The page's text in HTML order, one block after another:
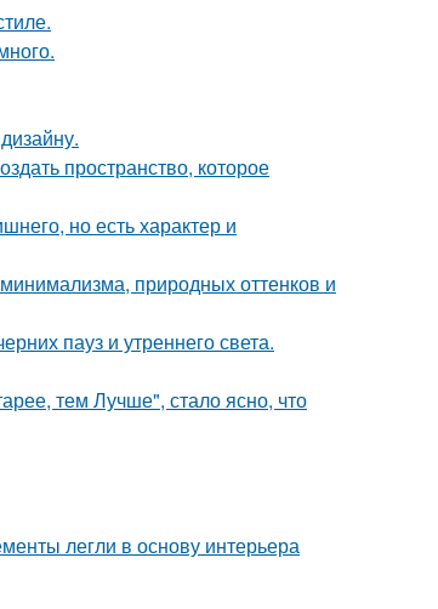
пространство, которое
но есть характер и
природных оттенков и
пауз и утреннего света.
тем Лучше", стало ясно, что
легли в основу интерьера